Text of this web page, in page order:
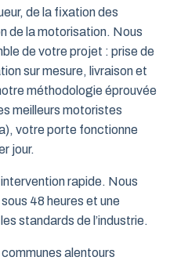
de la fixation des
de la motorisation. Nous
de votre projet : prise de
sur mesure, livraison et
méthodologie éprouvée
meilleurs motoristes
votre porte fonctionne
jour.
rapide. Nous
48 heures et une
standards de l’industrie.
alentours